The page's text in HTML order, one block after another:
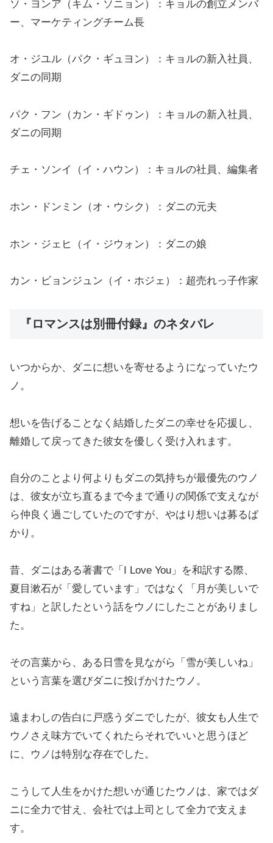
ソ・ヨンア（キム・ソニョン）：キョルの創立メンバ
ー、マーケティングチーム長
オ・ジユル（パク・ギュヨン）：キョルの新入社員、
ダニの同期
パク・フン（カン・ギドゥン）：キョルの新入社員、
ダニの同期
チェ・ソンイ（イ・ハウン）：キョルの社員、編集者
ホン・ドンミン（オ・ウシク）：ダニの元夫
ホン・ジェヒ（イ・ジウォン）：ダニの娘
カン・ビョンジュン（イ・ホジェ）：超売れっ子作家
『ロマンスは別冊付録』のネタバレ
いつからか、ダニに想いを寄せるようになっていたウ
ノ。
想いを告げることなく結婚したダニの幸せを応援し、
離婚して戻ってきた彼女を優しく受け入れます。
自分のことより何よりもダニの気持ちが最優先のウノ
は、彼女が立ち直るまで今まで通りの関係で支えなが
ら仲良く過ごしていたのですが、やはり想いは募るば
かり。
昔、ダニはある著書で「I Love You」を和訳する際、
夏目漱石が「愛しています」ではなく「月が美しいで
すね」と訳したという話をウノにしたことがありまし
た。
その言葉から、ある日雪を見ながら「雪が美しいね」
という言葉を選びダニに投げかけたウノ。
遠まわしの告白に戸惑うダニでしたが、彼女も人生で
ウノさえ味方でいてくれたらそれでいいと思うほど
に、ウノは特別な存在でした。
こうして人生をかけた想いが通じたウノは、家ではダ
ニに全力で甘え、会社では上司として全力で支えま
す。